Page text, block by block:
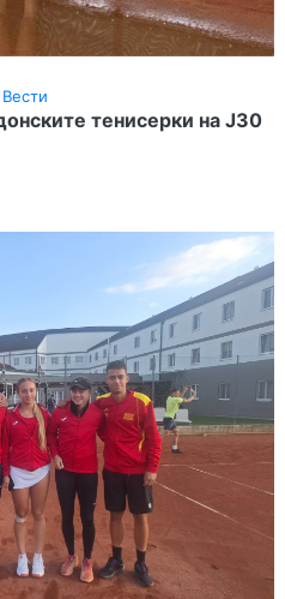
Вести
тенисерки на Ј30